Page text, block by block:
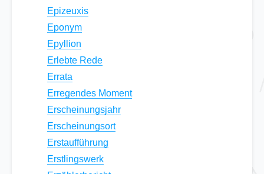
Epizeuxis
Eponym
Epyllion
Erlebte Rede
Errata
Erregendes Moment
Erscheinungsjahr
Erscheinungsort
Erstaufführung
Erstlingswerk